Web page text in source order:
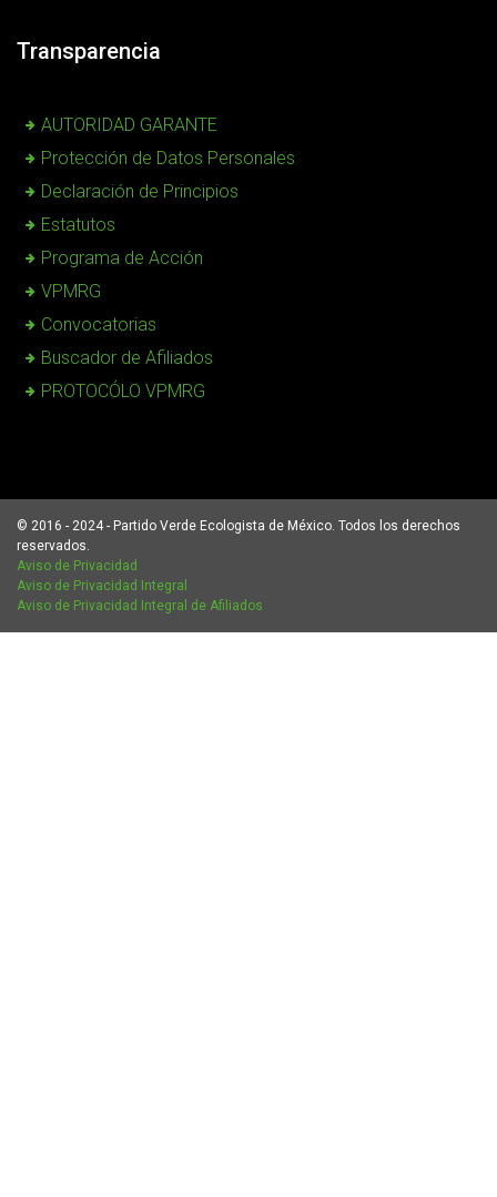
Transparencia
AUTORIDAD GARANTE
Protección de Datos Personales
Declaración de Principios
Estatutos
Programa de Acción
VPMRG
Convocatorias
Buscador de Afiliados
PROTOCÓLO VPMRG
© 2016 - 2024 - Partido Verde Ecologista de México. Todos los derechos
reservados.
Aviso de Privacidad
Aviso de Privacidad Integral
Aviso de Privacidad Integral de Afiliados